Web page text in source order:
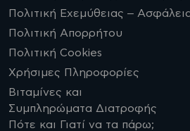
Πολιτική Εχεμύθειας –
Πολιτική Απορρήτου
Πολιτική Cookies
Χρήσιμες Πληροφορίες
Βιταμίνες και
Συμπληρώματα Διατροφής
Πότε και Γιατί να τα πάρω;